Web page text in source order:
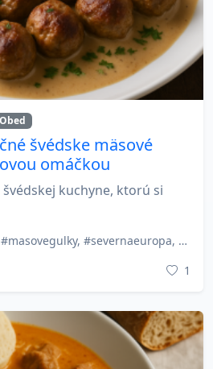
Obed
švédske mäsové
omáčkou
kuchyne, ktorú si
#brusnice, #kottbullar, #masovegulky, #severnaeuropa, #severskakuchyna, #smotanovaomacka, #svedskekulicky, #tradicnerecepty, #vecera, #zemiakovepyre
1